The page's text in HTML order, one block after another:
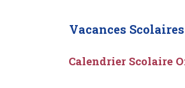
Vacances
Calendrier Scolaire